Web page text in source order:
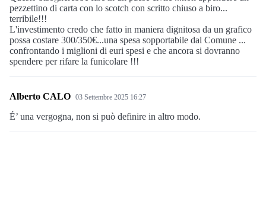
pezzettino di carta con lo scotch con scritto chiuso a biro...
terribile!!!
L'investimento credo che fatto in maniera dignitosa da un grafico
possa costare 300/350€...una spesa sopportabile dal Comune ...
confrontando i miglioni di euri spesi e che ancora si dovranno
spendere per rifare la funicolare !!!
Alberto CALO 03 Settembre 2025 16:27
É’ una vergogna, non si può definire in altro modo.